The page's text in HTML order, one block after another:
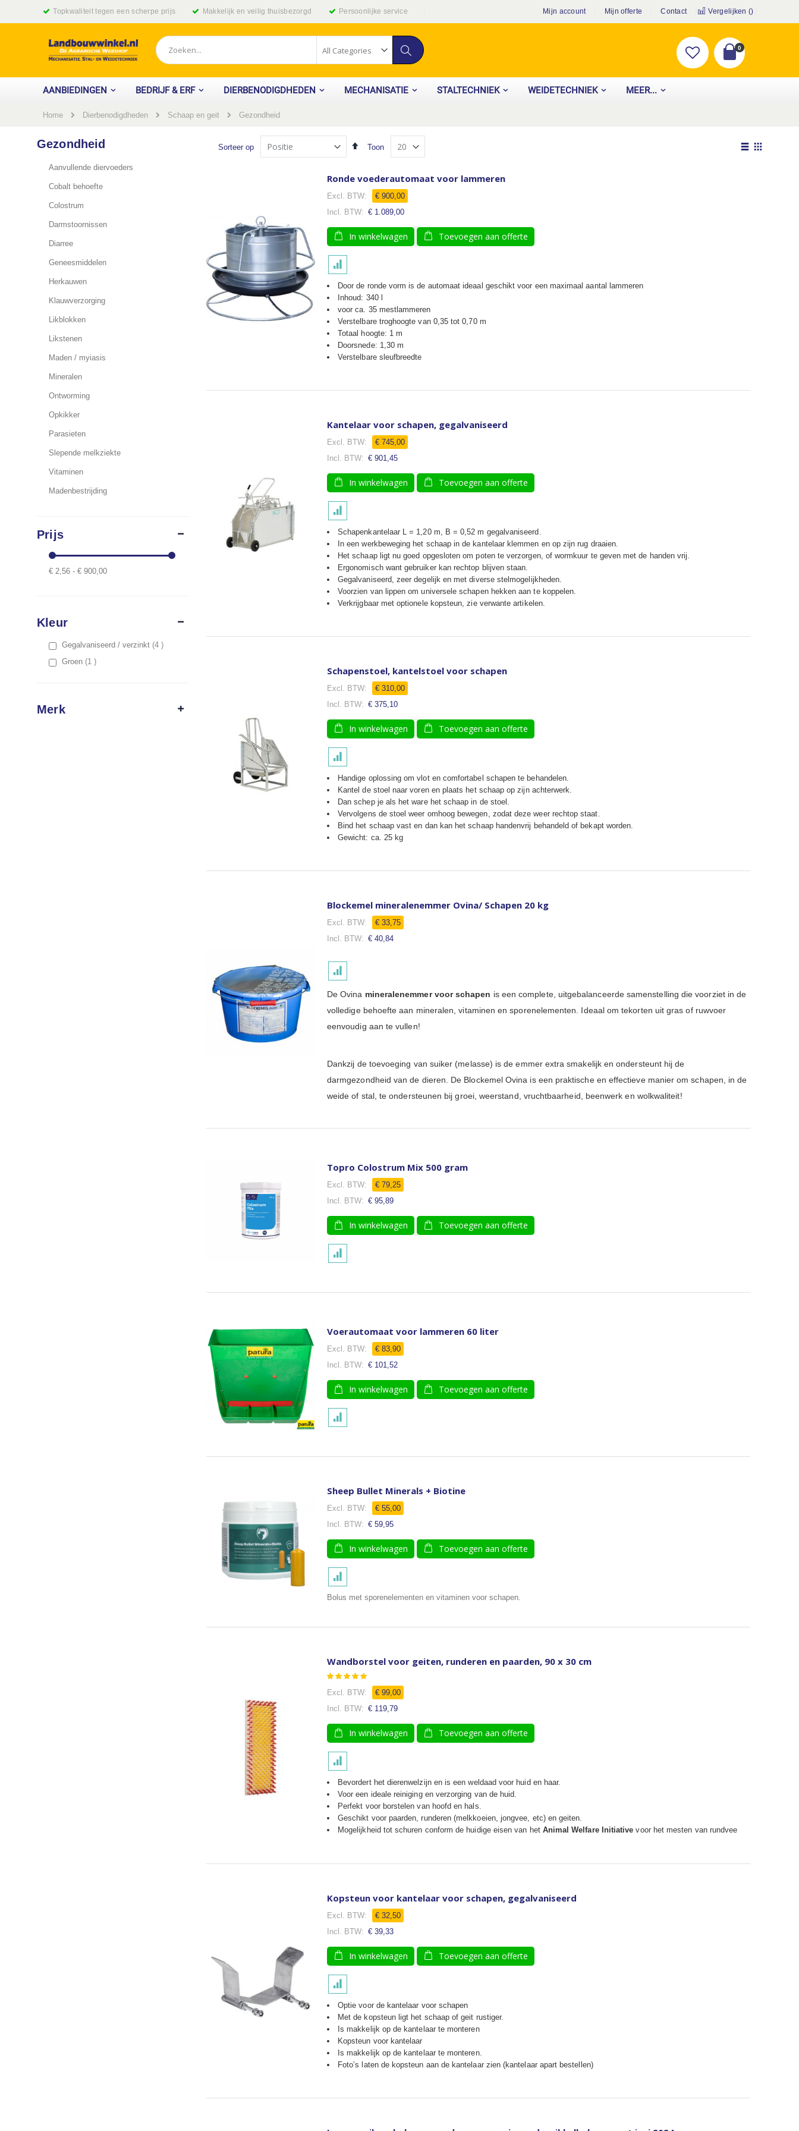
Ga
naar
inhoud
Topkwaliteit tegen een scherpe prijs Makkelijk en veilig thuisbezorgd Persoonlijke service Mijn account Mijn offerte Contact Vergelijken ()
Cart
0producten
Zoek
Zoek
AANBIEDINGEN BEDRIJF & ERF DIERBENODIGDHEDEN MECHANISATIE STALTECHNIEK WEIDETECHNIEK MEER...
Home Dierbenodigdheden Schaap en geit Gezondheid
Sorteer op
Van
laag
Tonen
Toon
Ronde voederautomaat voor lammeren
€ 900,00
€ 1.089,00
In winkelwagen Toevoegen aan offerte
Door de ronde vorm is de automaat ideaal geschikt voor een maximaal aantal lammeren
Inhoud: 340 l
voor ca. 35 mestlammeren
Verstelbare troghoogte van 0,35 tot 0,70 m
Totaal hoogte: 1 m
Doorsnede: 1,30 m
Verstelbare sleufbreedte
Kantelaar voor schapen, gegalvaniseerd
€ 745,00
€ 901,45
In winkelwagen Toevoegen aan offerte
Schapenkantelaar L = 1,20 m, B = 0,52 m gegalvaniseerd.
In een werkbeweging het schaap in de kantelaar klemmen en op zijn rug draaien.
Het schaap ligt nu goed opgesloten om poten te verzorgen, of wormkuur te geven met de handen vrij.
Ergonomisch want gebruiker kan rechtop blijven staan.
Gegalvaniseerd, zeer degelijk en met diverse stelmogelijkheden.
Voorzien van lippen om universele schapen hekken aan te koppelen.
Verkrijgbaar met optionele kopsteun, zie verwante artikelen.
Schapenstoel, kantelstoel voor schapen
€ 310,00
€ 375,10
In winkelwagen Toevoegen aan offerte
Handige oplossing om vlot en comfortabel schapen te behandelen.
Kantel de stoel naar voren en plaats het schaap op zijn achterwerk.
Dan schep je als het ware het schaap in de stoel.
Vervolgens de stoel weer omhoog bewegen, zodat deze weer rechtop staat.
Bind het schaap vast en dan kan het schaap handenvrij behandeld of bekapt worden.
Gewicht: ca. 25 kg
Blockemel mineralenemmer Ovina/ Schapen 20 kg
€ 33,75
€ 40,84
De Ovina mineralenemmer voor schapen is een complete, uitgebalanceerde samenstelling die voorziet in de
volledige behoefte aan mineralen, vitaminen en sporenelementen. Ideaal om tekorten uit gras of ruwvoer
eenvoudig aan te vullen!
Dankzij de toevoeging van suiker (melasse) is de emmer extra smakelijk en ondersteunt hij de
darmgezondheid van de dieren. De Blockemel Ovina is een praktische en effectieve manier om schapen, in de
weide of stal, te ondersteunen bij groei, weerstand, vruchtbaarheid, beenwerk en wolkwaliteit!
Topro Colostrum Mix 500 gram
€ 79,25
€ 95,89
In winkelwagen Toevoegen aan offerte
Voerautomaat voor lammeren 60 liter
€ 83,90
Speciale
€ 101,52
In winkelwagen Toevoegen aan offerte
Sheep Bullet Minerals + Biotine
€ 55,00
€ 59,95
In winkelwagen Toevoegen aan offerte
Bolus met sporenelementen en vitaminen voor schapen.
Wandborstel voor geiten, runderen en paarden, 90 x 30 cm
Waardering:
€ 99,00
€ 119,79
In winkelwagen Toevoegen aan offerte
Bevordert het dierenwelzijn en is een weldaad voor huid en haar.
Voor een ideale reiniging en verzorging van de huid.
Perfekt voor borstelen van hoofd en hals.
Geschikt voor paarden, runderen (melkkoeien, jongvee, etc) en geiten.
Mogelijkheid tot schuren conform de huidige eisen van het Animal Welfare Initiative voor het mesten van rundvee
Kopsteun voor kantelaar voor schapen, gegalvaniseerd
€ 32,50
€ 39,33
In winkelwagen Toevoegen aan offerte
Optie voor de kantelaar voor schapen
Met de kopsteun ligt het schaap of geit rustiger.
Is makkelijk op de kantelaar te monteren
Kopsteun voor kantelaar
Is makkelijk op de kantelaar te monteren.
Foto’s laten de kopsteun aan de kantelaar zien (kantelaar apart bestellen)
Gezondheid
Aanvullende diervoeders
Cobalt behoefte
Colostrum
Darmstoornissen
Diarree
Geneesmiddelen
Herkauwen
Klauwverzorging
Likblokken
Likstenen
Maden / myiasis
Mineralen
Ontworming
Opkikker
Parasieten
Slepende melkziekte
Vitaminen
Madenbestrijding
Prijs
€ 2,56 - € 900,00
Kleur
Gegalvaniseerd / verzinkt 4 items
Groen 1 item
Merk